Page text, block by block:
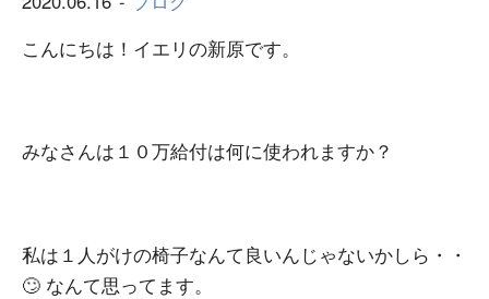
こんにちは！イエリの新原です。
みなさんは１０万給付は何に使われますか？
私は１人がけの椅子なんて良いんじゃないかしら・・
🙄 なんて思ってます。